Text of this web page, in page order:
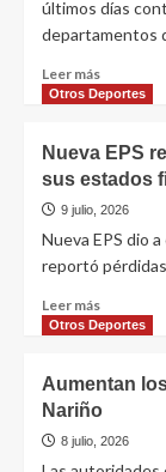
últimos días
departamentos
Leer más
Otros Deportes
Nueva EPS
sus estados
9 julio, 2026
Nueva EPS dio
reportó
Leer más
Otros Deportes
Aumentan
Nariño
8 julio, 2026